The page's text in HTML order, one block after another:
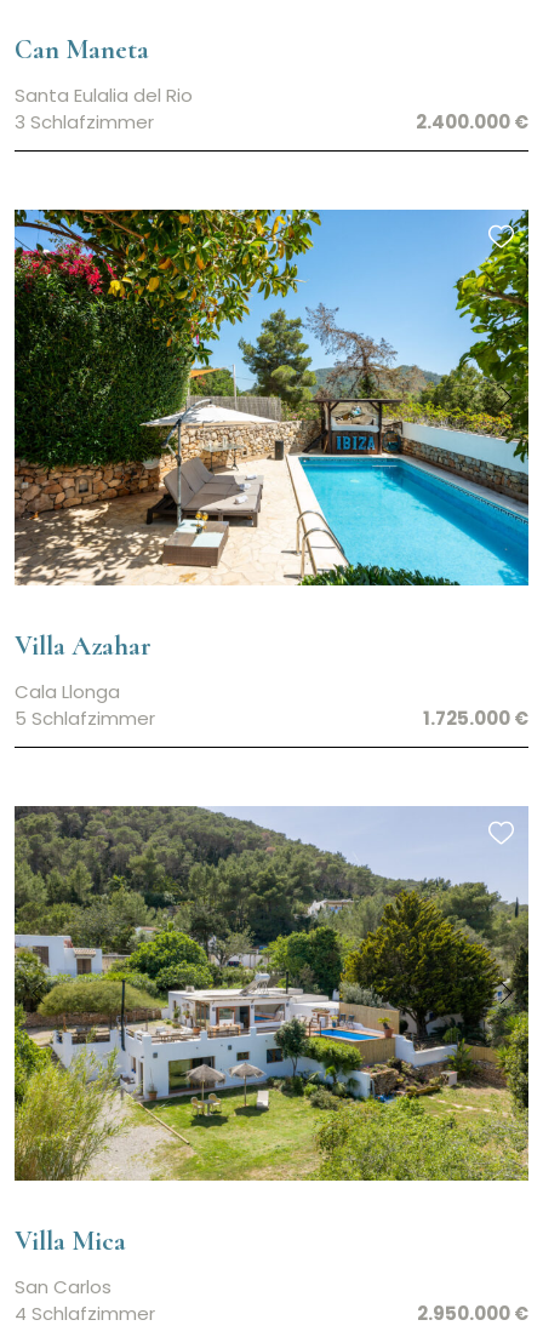
Can Maneta
Santa Eulalia del Rio
3 Schlafzimmer
2.400.000 €
Villa Azahar
Cala Llonga
5 Schlafzimmer
1.725.000 €
Villa Mica
San Carlos
4 Schlafzimmer
2.950.000 €